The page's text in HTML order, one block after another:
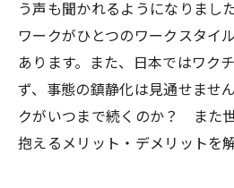
う声も聞かれるようになりまし
ワークがひとつのワークスタイ
あります。また、日本ではワク
ず、事態の鎮静化は見通せませ
クがいつまで続くのか？ また
抱えるメリット・デメリットを解